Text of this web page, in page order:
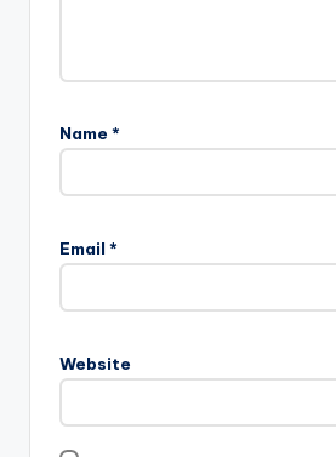
Name *
Email *
Website